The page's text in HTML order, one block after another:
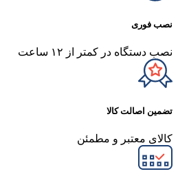
نصب فوری
نصب دستگاه در کمتر از ۱۲ ساعت
تضمین اصالت کالا
کالای معتبر و مطمئن